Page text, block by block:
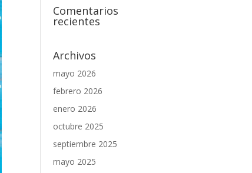
Comentarios
recientes
Archivos
mayo 2026
febrero 2026
enero 2026
octubre 2025
septiembre 2025
mayo 2025